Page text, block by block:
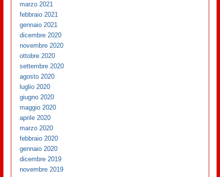
marzo 2021
febbraio 2021
gennaio 2021
dicembre 2020
novembre 2020
ottobre 2020
settembre 2020
agosto 2020
luglio 2020
giugno 2020
maggio 2020
aprile 2020
marzo 2020
febbraio 2020
gennaio 2020
dicembre 2019
novembre 2019